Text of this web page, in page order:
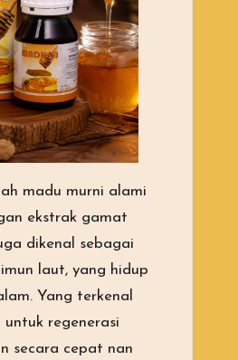
madu murni alami
ekstrak gamat
dikenal sebagai
laut, yang hidup
Yang terkenal
untuk regenerasi
secara cepat nan